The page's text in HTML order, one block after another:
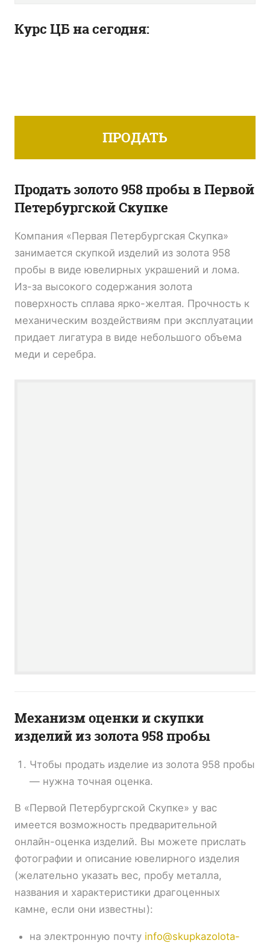
Курс ЦБ на сегодня:
ПРОДАТЬ
Продать золото 958 пробы в Первой
Петербургской Скупке
Компания «Первая Петербургская Скупка»
занимается скупкой изделий из золота 958
пробы в виде ювелирных украшений и лома.
Из-за высокого содержания золота
поверхность сплава ярко-желтая. Прочность к
механическим воздействиям при эксплуатации
придает лигатура в виде небольшого объема
меди и серебра.
Механизм оценки и скупки
изделий из золота 958 пробы
Чтобы продать изделие из золота 958 пробы
— нужна точная оценка.
В «Первой Петербургской Скупке» у вас
имеется возможность предварительной
онлайн-оценка изделий. Вы можете прислать
фотографии и описание ювелирного изделия
(желательно указать вес, пробу металла,
названия и характеристики драгоценных
камне, если они известны):
на электронную почту info@skupkazolota-